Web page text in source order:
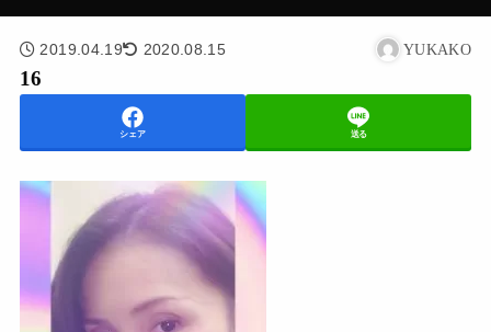
2019.04.19 2020.08.15 YUKAKO
16
シェア 送る